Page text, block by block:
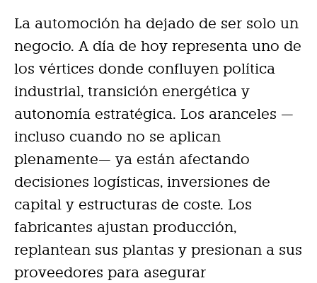
La automoción ha dejado de ser solo un
negocio. A día de hoy representa uno de
los vértices donde confluyen política
industrial, transición energética y
autonomía estratégica. Los aranceles —
incluso cuando no se aplican
plenamente— ya están afectando
decisiones logísticas, inversiones de
capital y estructuras de coste. Los
fabricantes ajustan producción,
replantean sus plantas y presionan a sus
proveedores para asegurar